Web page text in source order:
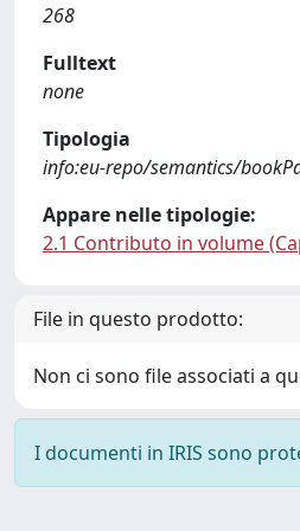
268
Fulltext
none
Tipologia
info:eu-repo/semantics/
Appare nelle tipologie:
2.1 Contributo in volume
File in questo prodotto:
Non ci sono file associati a
I documenti in IRIS sono